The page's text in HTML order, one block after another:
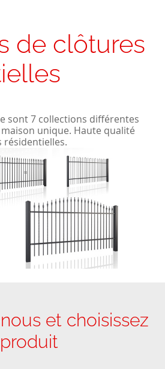
de clôtures
sont 7 collections différentes
unique. Haute qualité
résidentielles.
et choisissez